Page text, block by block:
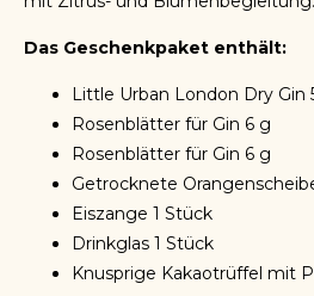
Das Geschenkpaket enthält:
Little Urban London Dry Gin
Rosenblätter für Gin 6 g
Rosenblätter für Gin 6 g
Getrocknete
Eiszange 1 Stück
Drinkglas 1 Stück
Knusprige Kakaotrüffel mit